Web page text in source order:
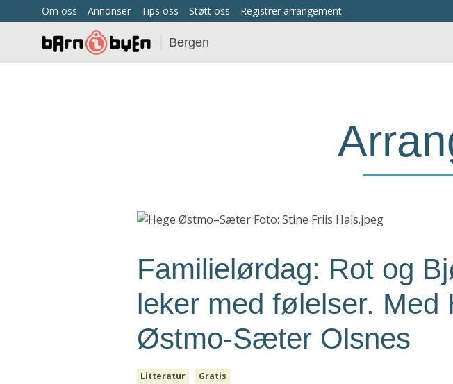
Om oss Annonser Tips oss Støtt oss Registrer arrangement
Bergen
Familielørdag: Rot og
leker med følelser. Med
Østmo-Sæter Olsnes
Litteratur Gratis